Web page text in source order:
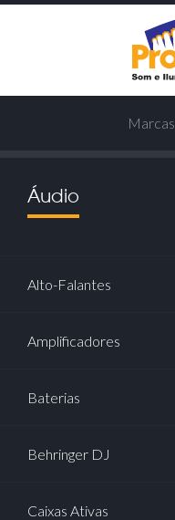
Youtube
Marcas
Áudio
Alto-Falantes
Amplificadores
Baterias
Behringer DJ
Caixas Ativas